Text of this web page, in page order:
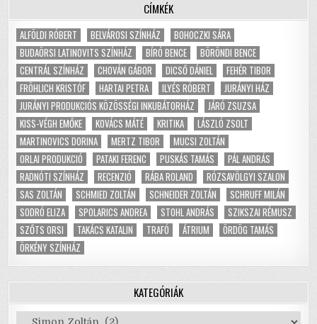
CÍMKÉK
ALFÖLDI RÓBERT BELVÁROSI SZÍNHÁZ
BOHOCZKI SÁRA
BUDAÖRSI LATINOVITS SZÍNHÁZ
BÍRÓ BENCE
BÖRÖNDI BENCE
CENTRÁL SZÍNHÁZ
CHOVÁN GÁBOR DICSŐ DÁNIEL
FEHÉR TIBOR
FRÖHLICH KRISTÓF
HARTAI PETRA ILYÉS RÓBERT
JURÁNYI HÁZ
JURÁNYI PRODUKCIÓS KÖZÖSSÉGI INKUBÁTORHÁZ
JÁRÓ ZSUZSA
KISS-VÉGH EMŐKE
KOVÁCS MÁTÉ KRITIKA
LÁSZLÓ ZSOLT
MARTINOVICS DORINA
MERTZ TIBOR
MUCSI ZOLTÁN
ORLAI PRODUKCIÓ
PATAKI FERENC PUSKÁS TAMÁS
PÁL ANDRÁS
RADNÓTI SZÍNHÁZ
RECENZIÓ RÁBA ROLAND
RÓZSAVÖLGYI SZALON
SAS ZOLTÁN
SCHMIED ZOLTÁN SCHNEIDER ZOLTÁN
SCHRUFF MILÁN
SODRÓ ELIZA
SPOLARICS ANDREA STOHL ANDRÁS
SZIKSZAI RÉMUSZ
SZŐTS ORSI
TAKÁCS KATALIN TRAFÓ ÁTRIUM
ÖRDÖG TAMÁS
ÖRKÉNY SZÍNHÁZ
KATEGÓRIÁK
Kategóriák